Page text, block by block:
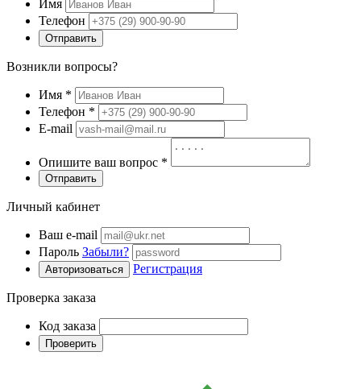
Имя
Телефон
Отправить
Возникли вопросы?
Имя *
Телефон *
E-mail
Опишите ваш вопрос *
Отправить
Личный кабинет
Ваш e-mail
Пароль Забыли?
Авторизоваться Регистрация
Проверка заказа
Код заказа
Проверить